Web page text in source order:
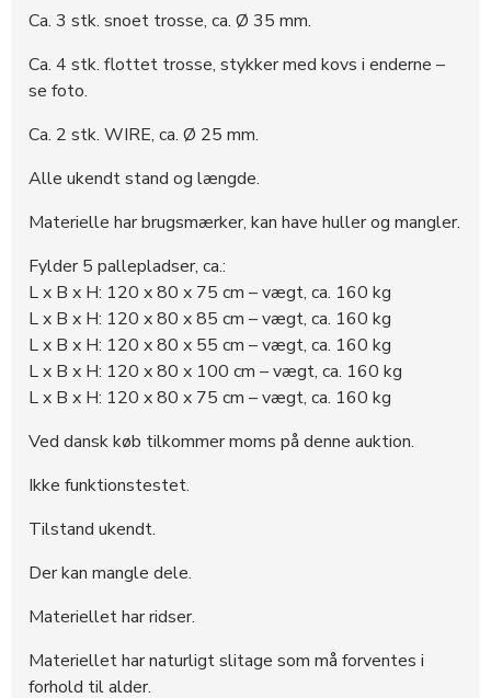
Ca. 3 stk. snoet trosse, ca. Ø 35 mm.
Ca. 4 stk. flottet trosse, stykker med kovs i enderne –
se foto.
Ca. 2 stk. WIRE, ca. Ø 25 mm.
Alle ukendt stand og længde.
Materielle har brugsmærker, kan have huller og mangler.
Fylder 5 pallepladser, ca.:
L x B x H: 120 x 80 x 75 cm – vægt, ca. 160 kg
L x B x H: 120 x 80 x 85 cm – vægt, ca. 160 kg
L x B x H: 120 x 80 x 55 cm – vægt, ca. 160 kg
L x B x H: 120 x 80 x 100 cm – vægt, ca. 160 kg
L x B x H: 120 x 80 x 75 cm – vægt, ca. 160 kg
Ved dansk køb tilkommer moms på denne auktion.
Ikke funktionstestet.
Tilstand ukendt.
Der kan mangle dele.
Materiellet har ridser.
Materiellet har naturligt slitage som må forventes i
forhold til alder.